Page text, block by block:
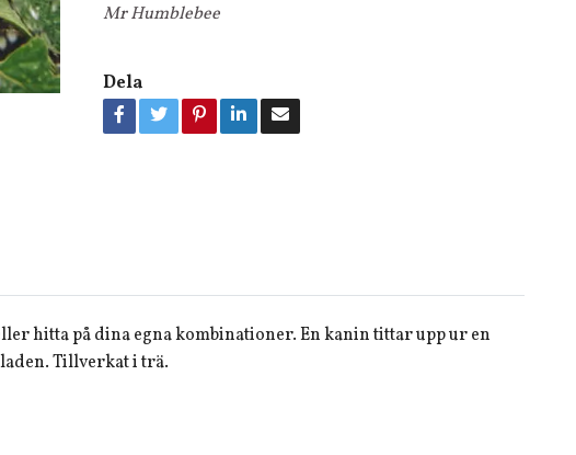
Mr Humblebee
Dela
hitta på dina egna kombinationer. En kanin tittar upp ur en
Tillverkat i trä.